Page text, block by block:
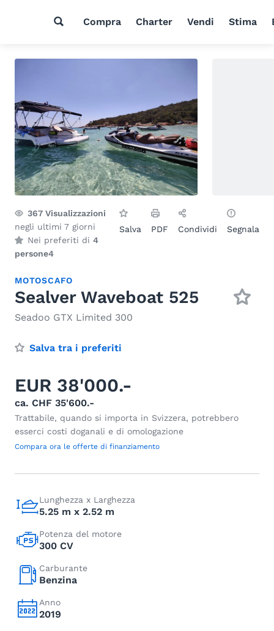
Compra Charter Vendi Stima
367 Visualizzazioni
negli ultimi 7 giorni
Nei preferiti di 4
persone4
Salva PDF Condividi Segnala
MOTOSCAFO
Sealver Waveboat 525
Seadoo GTX Limited 300
Salva tra i preferiti
EUR 38'000.-
ca. CHF 35'600.-
Trattabile, quando si importa in Svizzera, potrebbero
esserci costi doganali e di omologazione
Compara ora le offerte di finanziamento
Lunghezza x Larghezza
5.25 m x 2.52 m
Potenza del motore
300 CV
Carburante
Benzina
Anno
2019